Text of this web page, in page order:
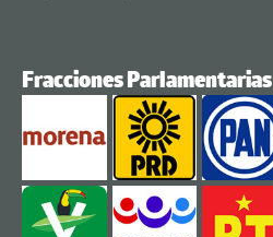
Fracciones Parlamentarias